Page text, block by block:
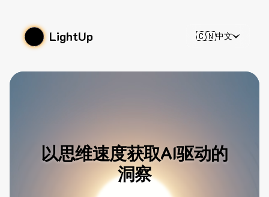
LightUp 🇨🇳中文
以思维速度获取AI驱动的
洞察